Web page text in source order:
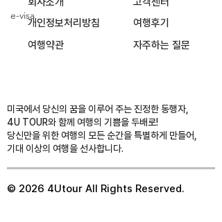
e-visa
개인정보처리방침
여행약관
여행후기
​자주하는 질문
미국에서 당신의 꿈을 이루어 주는 진정한 동행자,
4U TOUR와 함께 여행의 기쁨을 두배로!
당신만을 위한 여행의 모든 순간을 특별하게 만들어,
기대 이상의 여행을 선사합니다.
© 2026 4Utour All Rights Reserved.